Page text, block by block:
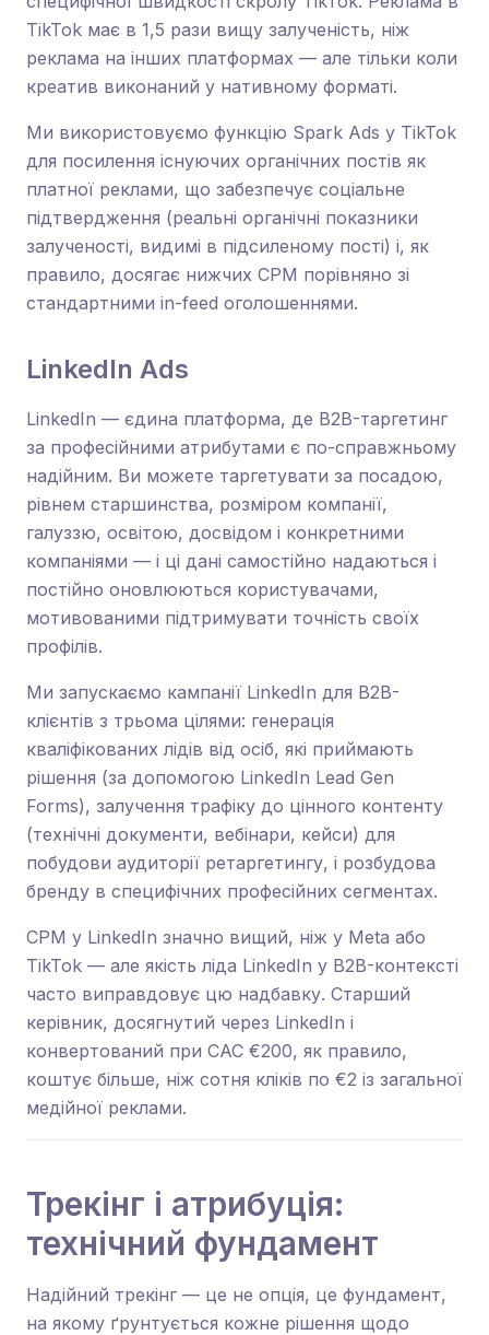
TikTok має в 1,5 рази вищу залученість, ніж
реклама на інших платформах — але тільки коли
креатив виконаний у нативному форматі.
Ми використовуємо функцію Spark Ads у TikTok
для посилення існуючих органічних постів як
платної реклами, що забезпечує соціальне
підтвердження (реальні органічні показники
залученості, видимі в підсиленому пості) і, як
правило, досягає нижчих CPM порівняно зі
стандартними in-feed оголошеннями.
LinkedIn Ads
LinkedIn — єдина платформа, де B2B-таргетинг
за професійними атрибутами є по-справжньому
надійним. Ви можете таргетувати за посадою,
рівнем старшинства, розміром компанії,
галуззю, освітою, досвідом і конкретними
компаніями — і ці дані самостійно надаються і
постійно оновлюються користувачами,
мотивованими підтримувати точність своїх
профілів.
Ми запускаємо кампанії LinkedIn для B2B-
клієнтів з трьома цілями: генерація
кваліфікованих лідів від осіб, які приймають
рішення (за допомогою LinkedIn Lead Gen
Forms), залучення трафіку до цінного контенту
(технічні документи, вебінари, кейси) для
побудови аудиторії ретаргетингу, і розбудова
бренду в специфічних професійних сегментах.
CPM у LinkedIn значно вищий, ніж у Meta або
TikTok — але якість ліда LinkedIn у B2B-контексті
часто виправдовує цю надбавку. Старший
керівник, досягнутий через LinkedIn і
конвертований при CAC €200, як правило,
коштує більше, ніж сотня кліків по €2 із загальної
медійної реклами.
Трекінг і атрибуція:
технічний фундамент
Надійний трекінг — це не опція, це фундамент,
на якому ґрунтується кожне рішення щодо